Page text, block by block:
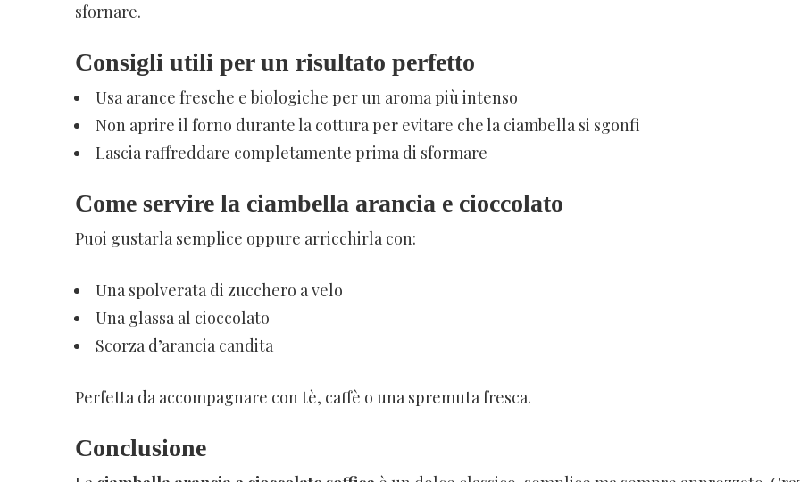
sfornare.
Consigli utili per un risultato perfetto
Usa arance fresche e biologiche per un aroma più intenso
Non aprire il forno durante la cottura per evitare che la ciambella si sgonfi
Lascia raffreddare completamente prima di sformare
Come servire la ciambella arancia e cioccolato
Puoi gustarla semplice oppure arricchirla con:
Una spolverata di zucchero a velo
Una glassa al cioccolato
Scorza d’arancia candita
Perfetta da accompagnare con tè, caffè o una spremuta fresca.
Conclusione